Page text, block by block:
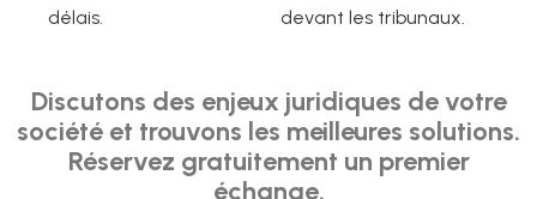
délais.
devant les tribunaux.
Discutons des enjeux juridiques de votre
société et trouvons les meilleures solutions.
Réservez gratuitement un premier
échange.